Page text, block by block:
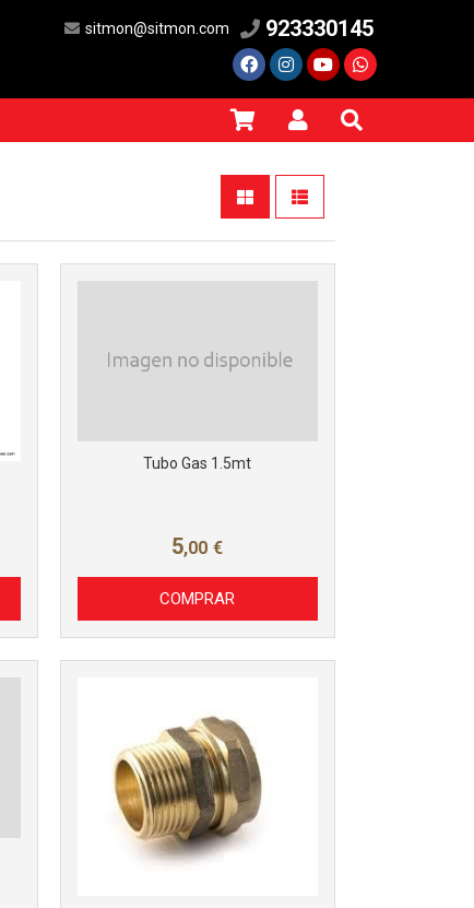
sitmon@sitmon.com 923330145
Tubo Gas 1.5mt
5,00 €
COMPRAR
Más info
Más info